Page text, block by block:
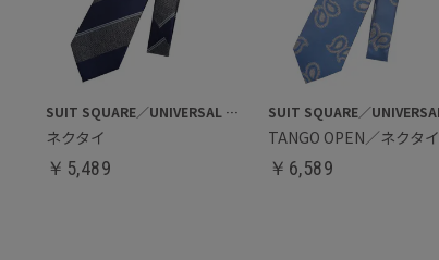
SUIT SQUARE／UNIVERSAL LANGUAGE
ネクタイ
￥ 5,489
TANGO OPEN／ネクタイ
￥ 6,589